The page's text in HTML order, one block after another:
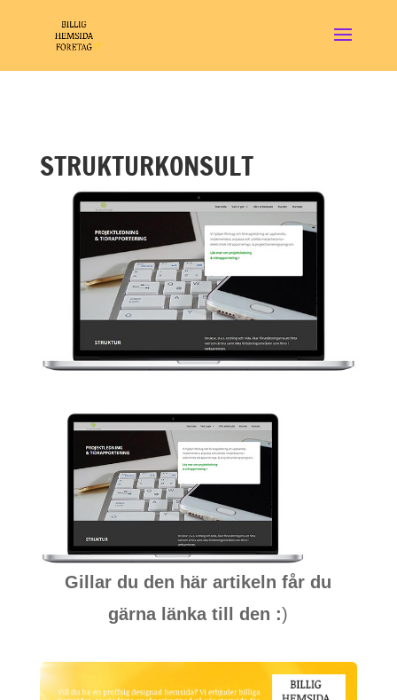
STRUKTURKONSULT
Gillar du den här artikeln får du
gärna länka till den :)